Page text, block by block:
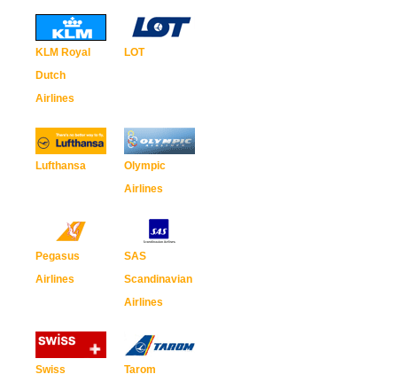
KLM Royal
Dutch
Airlines
LOT
Lufthansa
Olympic
Airlines
Pegasus
Airlines
SAS
Scandinavian
Airlines
Swiss Tarom